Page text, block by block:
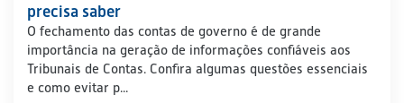
precisa saber
O fechamento das contas de governo é de grande
importância na geração de informações confiáveis aos
Tribunais de Contas. Confira algumas questões essenciais
e como evitar p...